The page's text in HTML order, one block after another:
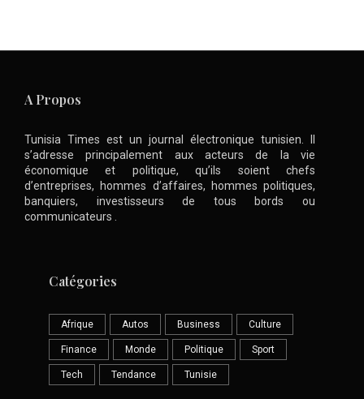
A Propos
Tunisia Times est un journal électronique tunisien. Il
s’adresse principalement aux acteurs de la vie
économique et politique, qu’ils soient chefs
d’entreprises, hommes d’affaires, hommes politiques,
banquiers, investisseurs de tous bords ou
communicateurs .
Catégories
Afrique Autos Business Culture
Finance Monde Politique Sport
Tech Tendance Tunisie